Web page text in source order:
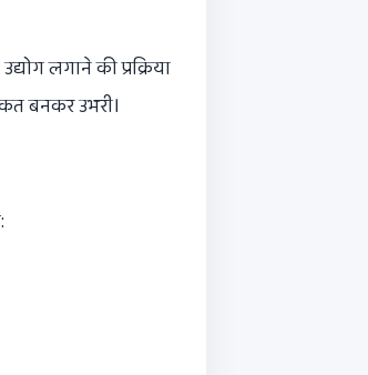
लगाने की प्रक्रिया
बनकर उभरी।